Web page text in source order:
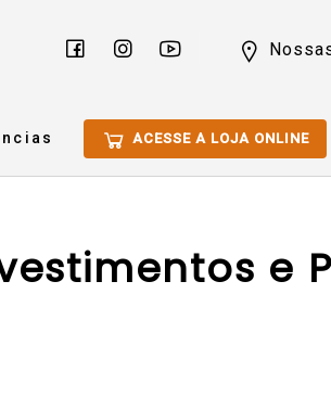
ACESSE A LOJA ONLINE
e